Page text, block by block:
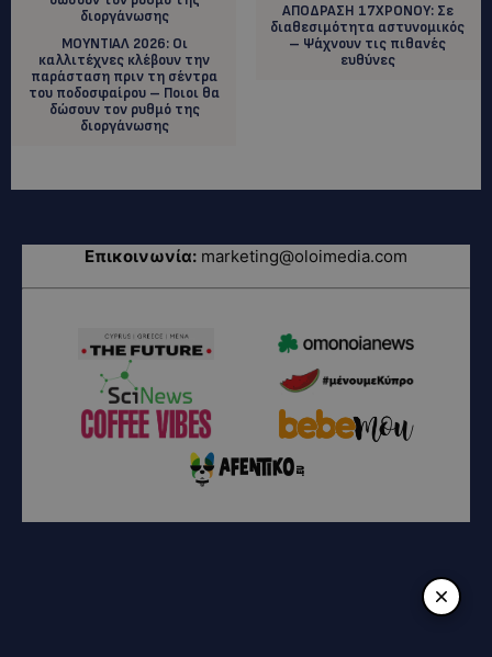
ΜΟΥΝΤΙΑΛ 2026: Οι
καλλιτέχνες κλέβουν την
παράσταση πριν τη σέντρα
του ποδοσφαίρου – Ποιοι θα
δώσουν τον ρυθμό της
διοργάνωσης
ΑΠΟΔΡΑΣΗ 17ΧΡΟΝΟΥ: Σε
διαθεσιμότητα αστυνομικός
– Ψάχνουν τις πιθανές
ευθύνες
Επικοινωνία: marketing@oloimedia.com